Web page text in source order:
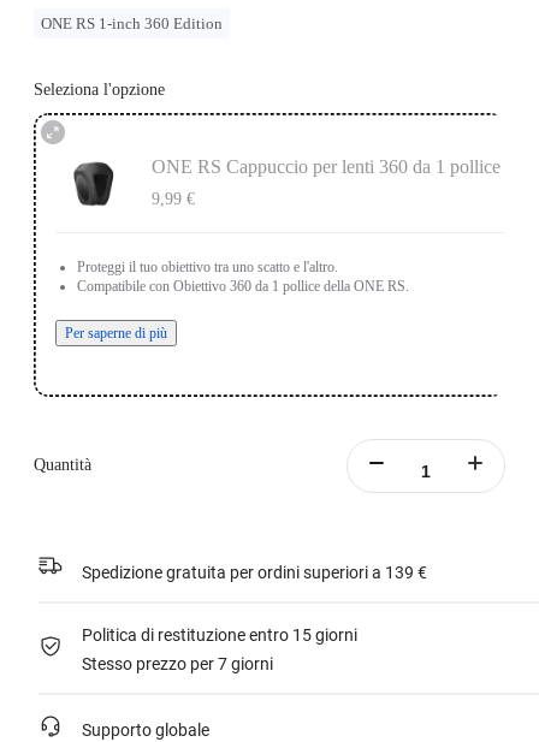
ONE RS 1-inch 360 Edition
Seleziona l'opzione
ONE RS Cappuccio per lenti 360 da 1 pollice
9,99 €
Proteggi il tuo obiettivo tra uno scatto e l'altro.
Compatibile con Obiettivo 360 da 1 pollice della ONE RS.
Per saperne di più
Quantità
Spedizione gratuita per ordini superiori a 139 €
Politica di restituzione entro 15 giorni
Stesso prezzo per 7 giorni
Supporto globale